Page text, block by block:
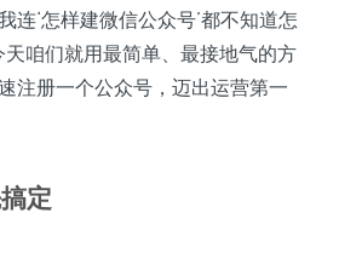
连‘怎样建微信公众号’都不知道怎
咱们就用最简单、最接地气的方
注册一个公众号，迈出运营第一
定